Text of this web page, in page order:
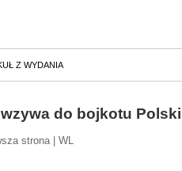
Z WYDANIA
do bojkotu Polski
strona | WL